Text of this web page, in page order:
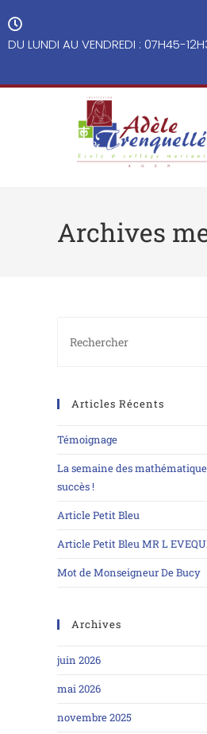
DU LUNDI AU VENDREDI : 07H45-
Archives
Articles Récents
Témoignage
La semaine des
succès !
Article Petit Bleu
Article Petit Bleu MR L
Mot de Monseigneur De Bucy
Archives
juin 2026
mai 2026
novembre 2025